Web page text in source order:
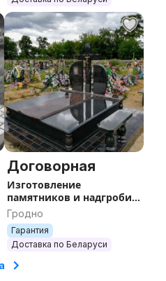
Договорная
Изготовление
памятников и надгробий
из гранита в Гродно. Под
ключ с доставкой и
установкой.
Гродно
Гарантия
Доставка по Беларуси